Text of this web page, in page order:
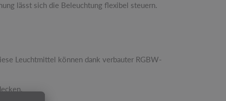
lässt sich die Beleuchtung flexibel steuern.
Leuchtmittel können dank verbauter RGBW-